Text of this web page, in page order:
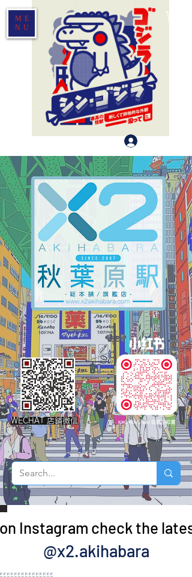
ME
NU
WECHAT 店鋪微信
Instagram check the
@x2.akihabara